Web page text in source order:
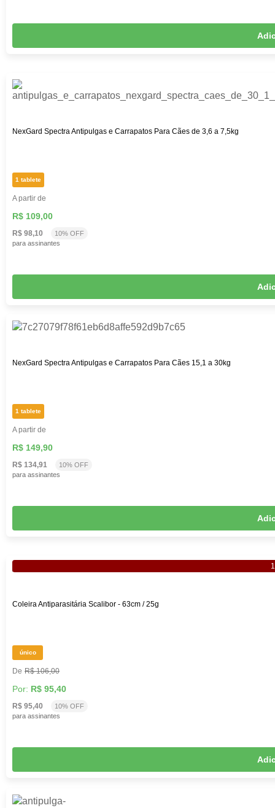
NexGard Spectra Antipulgas e Carrapatos Para Cães de 3,6 a 7,5kg
1 tablete
A partir de
R$ 109,00
R$ 98,10
10% OFF
para assinantes
NexGard Spectra Antipulgas e Carrapatos Para Cães 15,1 a 30kg
1 tablete
A partir de
R$ 149,90
R$ 134,91
10% OFF
para assinantes
Coleira Antiparasitária Scalibor - 63cm / 25g
único
R$ 106,00
Por: R$ 95,40
R$ 95,40
10% OFF
para assinantes